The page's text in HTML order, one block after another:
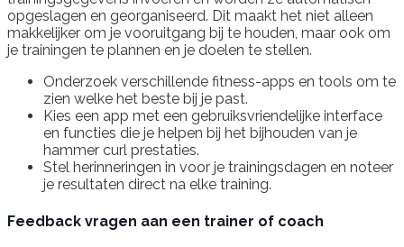
opgeslagen en georganiseerd. Dit maakt het niet alleen
makkelijker om je vooruitgang bij te houden, maar ook om
je trainingen te plannen en je doelen te stellen.
Onderzoek verschillende fitness-apps en tools om te
zien welke het beste bij je past.
Kies een app met een gebruiksvriendelijke interface
en functies die je helpen bij het bijhouden van je
hammer curl prestaties.
Stel herinneringen in voor je trainingsdagen en noteer
je resultaten direct na elke training.
Feedback vragen aan een trainer of coach